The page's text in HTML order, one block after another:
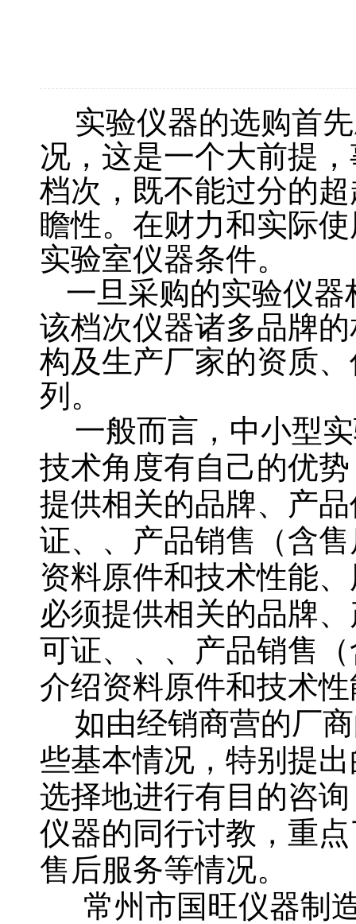
实验仪器的选购首先
况，这是一个大前提
档次，既不能过分的
瞻性。在财力和实际
实验室仪器条件。
一旦采购的实验仪
该档次仪器诸多品牌
构及生产厂家的资质
列。
一般而言，中小型实
技术角度有自己的优
提供相关的品牌、产
证、、产品销售（含
资料原件和技术性能
必须提供相关的品牌
可证、、、产品销售
介绍资料原件和技术
如由经销商营的厂商
些基本情况，特别提
选择地进行有目的咨
仪器的同行讨教，重
售后服务等情况。
常州市国旺仪器制